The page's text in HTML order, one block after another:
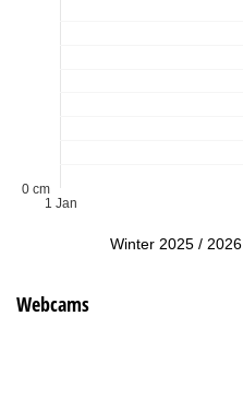
1 Jan
0 cm
Winter 2025 / 2026
Webcams